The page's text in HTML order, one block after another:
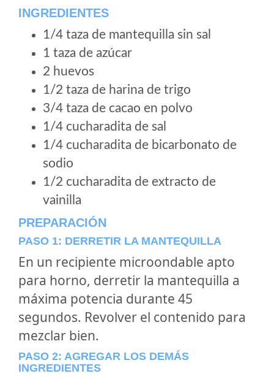
INGREDIENTES
1/4 taza de mantequilla sin sal
1 taza de azúcar
2 huevos
1/2 taza de harina de trigo
3/4 taza de cacao en polvo
1/4 cucharadita de sal
1/4 cucharadita de bicarbonato de
sodio
1/2 cucharadita de extracto de
vainilla
PREPARACIÓN
PASO 1: DERRETIR LA MANTEQUILLA
En un recipiente microondable apto
para horno, derretir la mantequilla a
máxima potencia durante 45
segundos. Revolver el contenido para
mezclar bien.
PASO 2: AGREGAR LOS DEMÁS
INGREDIENTES